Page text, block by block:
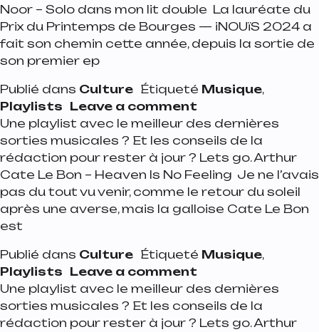
Noor – Solo dans mon lit double La lauréate du
Prix du Printemps de Bourges — iNOUïS 2024 a
fait son chemin cette année, depuis la sortie de
son premier ep
Publié dans Culture Étiqueté Musique,
Playlists Leave a comment
Une playlist avec le meilleur des dernières
sorties musicales ? Et les conseils de la
rédaction pour rester à jour ? Lets go. Arthur
Cate Le Bon – Heaven Is No Feeling Je ne l’avais
pas du tout vu venir, comme le retour du soleil
après une averse, mais la galloise Cate Le Bon
est
Publié dans Culture Étiqueté Musique,
Playlists Leave a comment
Une playlist avec le meilleur des dernières
sorties musicales ? Et les conseils de la
rédaction pour rester à jour ? Lets go. Arthur